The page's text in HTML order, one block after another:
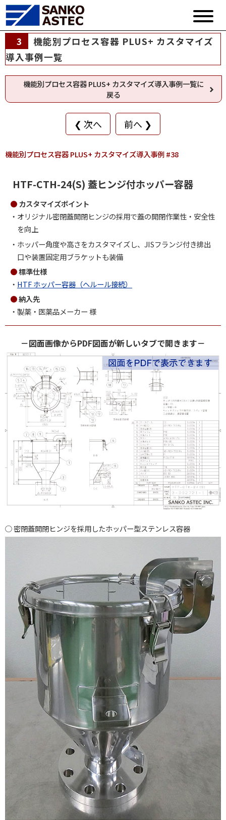
3
機能別プロセス容器 PLUS+ カスタマイズ
導入事例一覧
機能別プロセス容器 PLUS+ カスタマイズ導入事例一覧に
戻る
❮ 次へ 前へ ❯
機能別プロセス容器 PLUS+ カスタマイズ導入事例 #38
HTF-CTH-24(S) 蓋ヒンジ付ホッパー容器
カスタマイズポイント
オリジナル密閉蓋開閉ヒンジの採用で蓋の開閉作業性・安全性
を向上
ホッパー角度や高さをカスタマイズし、JISフランジ付き排出
口や装置固定用ブラケットも装備
標準仕様
HTF ホッパー容器（ヘルール接続）
納入先
製薬・医薬品メーカー 様
－図面画像からPDF図面が新しいタブで開きます－
密閉蓋開閉ヒンジを採用したホッパー型ステンレス容器